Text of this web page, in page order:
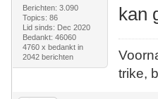
Berichten: 3.090
Topics: 86
Lid sinds: Dec 2020
Bedankt: 46060
4760 x bedankt in
2042 berichten
kan
trike,